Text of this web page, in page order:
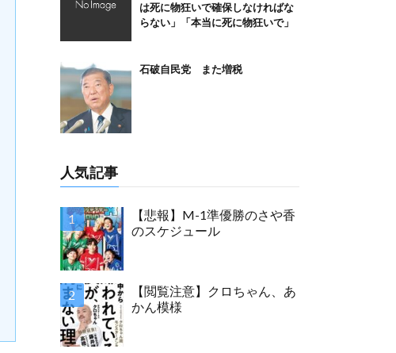
は死に物狂いで確保しなければな
らない」「本当に死に物狂いで」
石破自民党 また増税
人気記事
【悲報】M-1準優勝のさや香
のスケジュール
【閲覧注意】クロちゃん、あ
かん模様